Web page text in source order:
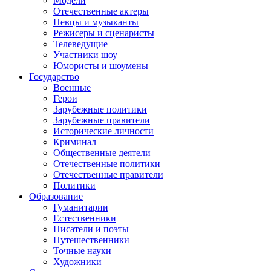
Отечественные актеры
Певцы и музыканты
Режисеры и сценаристы
Телеведущие
Участники шоу
Юмористы и шоумены
Государство
Военные
Герои
Зарубежные политики
Зарубежные правители
Исторические личности
Криминал
Общественные деятели
Отечественные политики
Отечественные правители
Политики
Образование
Гуманитарии
Естественники
Писатели и поэты
Путешественники
Точные науки
Художники